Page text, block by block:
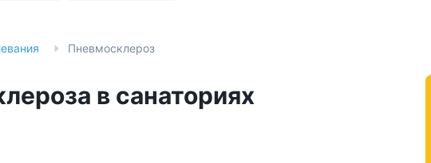
Пневмосклероз
в санаториях